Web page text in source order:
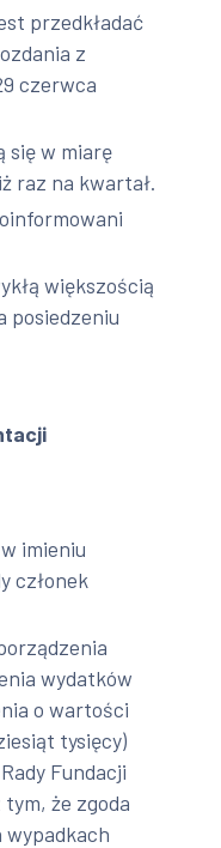
przedkładać
z
czerwca
się w miarę
raz na kwartał.
większością
posiedzeniu
imieniu
członek
wydatków
o wartości
tysięcy)
Fundacji
że zgoda
wypadkach